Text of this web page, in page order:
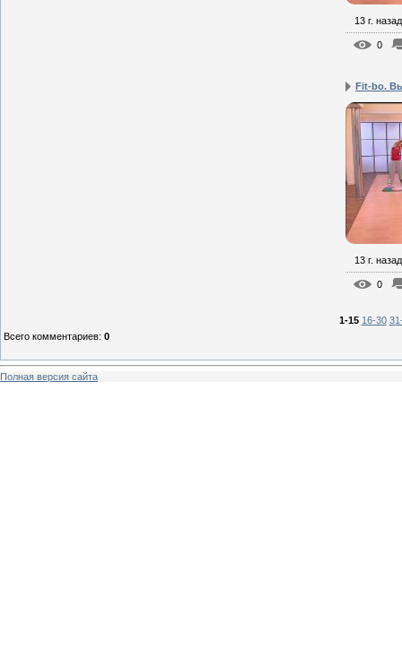
13 г. назад
0
Fit-bo.
13 г. назад
0
1-15 16-30
Всего комментариев: 0
Полная версия сайта